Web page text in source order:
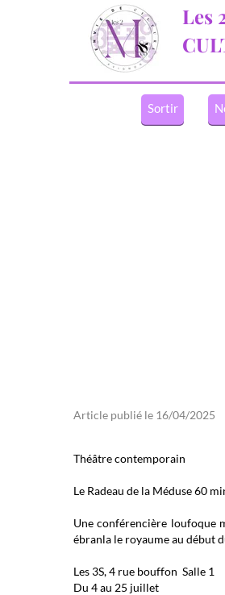
Sortir
Les
Article publié le 16/04/2025
Théâtre contemporain
Le Radeau de la Méduse 60
Une conférencière loufoque
ébranla le royaume au début
Les 3S, 4 rue bouffon Salle 1
Du 4 au 25 juillet